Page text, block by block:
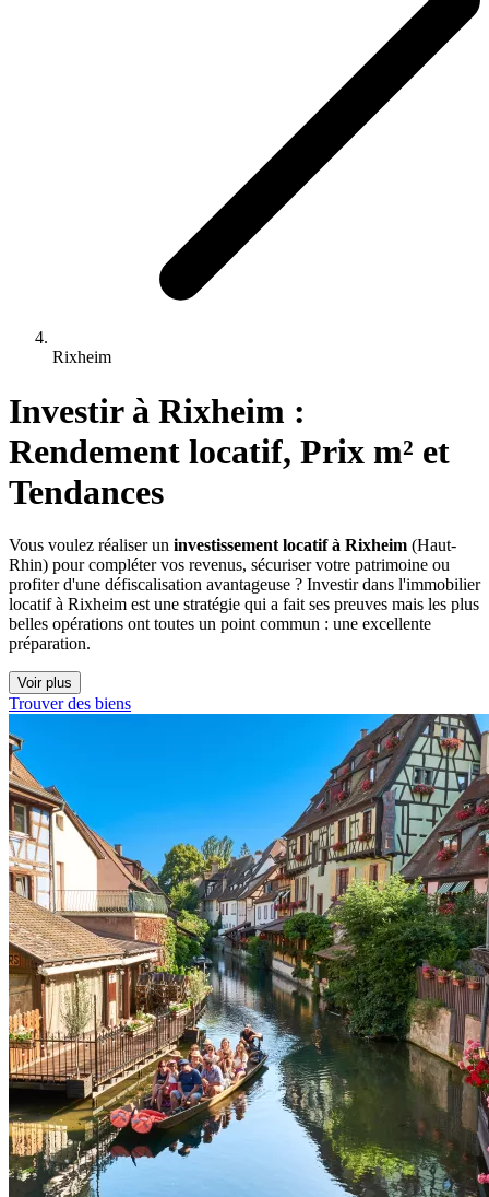
Rixheim
Investir à Rixheim :
Rendement locatif, Prix m² et
Tendances
Vous voulez réaliser un investissement locatif à Rixheim (Haut-
Rhin) pour compléter vos revenus, sécuriser votre patrimoine ou
profiter d'une défiscalisation avantageuse ? Investir dans l'immobilier
locatif à Rixheim est une stratégie qui a fait ses preuves mais les plus
belles opérations ont toutes un point commun : une excellente
préparation.
Voir plus
Trouver des biens